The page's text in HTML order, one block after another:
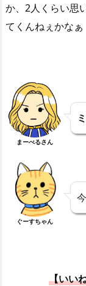
か、2人くらい思
てくんねぇかなぁ
まーべるさん
ぐーすちゃん
【いい